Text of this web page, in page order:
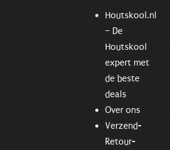
Houtskool.nl
– De
Houtskool
expert met
de beste
deals
Over ons
Verzend-
Retour-